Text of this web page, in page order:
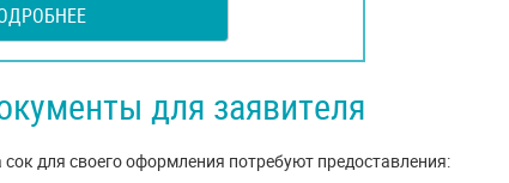
для заявителя
для своего оформления потребуют предоставления: